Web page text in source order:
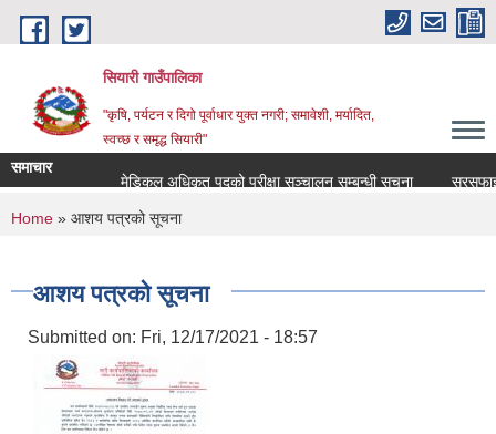
Skip to main content
सियारी गाउँपालिका
"कृषि, पर्यटन र दिगो पूर्वाधार युक्त नगरी; समावेशी, मर्यादित,
स्वच्छ र समृद्ध सियारी"
समाचार
मेडिकल अधिकृत पदको परीक्षा सञ्चालन सम्बन्धी सूचना
You are here
Home » आशय पत्रको सूचना
आशय पत्रको सूचना
Submitted on: Fri, 12/17/2021 - 18:57